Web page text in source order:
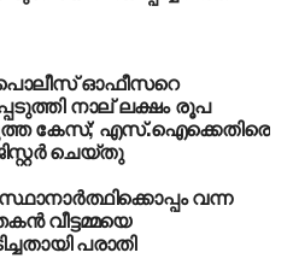
നിയമം വരുന്നു
ഓഫീസറെ
നാല് ലക്ഷം രൂപ
കേസ്; എസ്.ഐക്കെതിരെ
ചെയ്തു
വന്ന
വീട്ടമ്മയെ
പരാതി